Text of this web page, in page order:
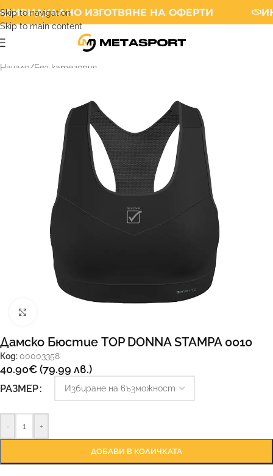
Skip to navigation
Skip to main content
ИЗГОТВЯНЕ НА ОФЕРТИ
Начало/Без категория
Дамско Бюстие TOP DONNA STAMPA 0010
Код: 00003358
40.90€(79.99 лв.)
РАЗМЕР
- +
ДОБАВИ В КОЛИЧКАТА